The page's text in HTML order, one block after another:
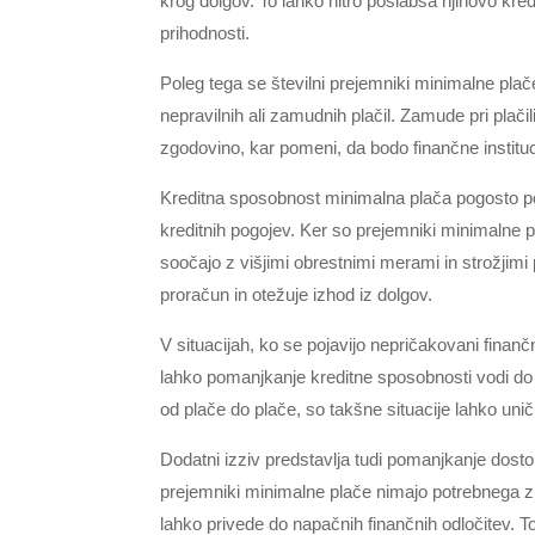
prihodnosti.
Poleg tega se številni prejemniki minimalne
nepravilnih ali zamudnih plačil. Zamude pri
zgodovino, kar pomeni, da bodo finančne
Kreditna sposobnost minimalna plača pogosto
kreditnih pogojev. Ker so prejemniki minimalne
soočajo z višjimi obrestnimi merami in strožjimi
proračun in otežuje izhod iz dolgov.
V situacijah, ko se pojavijo nepričakovani
lahko pomanjkanje kreditne sposobnosti vodi
od plače do plače, so takšne situacije lahko
Dodatni izziv predstavlja tudi pomanjkanje
prejemniki minimalne plače nimajo potrebnega
lahko privede do napačnih finančnih odločitev.